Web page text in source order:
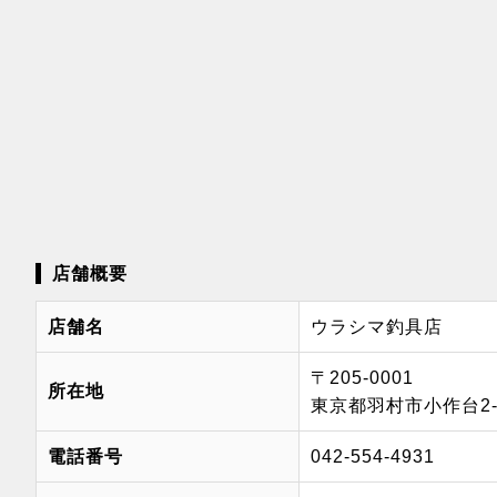
店舗概要
店舗名 ウラシマ釣具店
所在地
〒205-0001
東京都羽村市小作台
電話番号 042-554-4931